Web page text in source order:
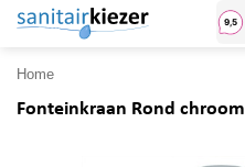
Ga
inhoud
Home
Fonteinkraan Rond chroom